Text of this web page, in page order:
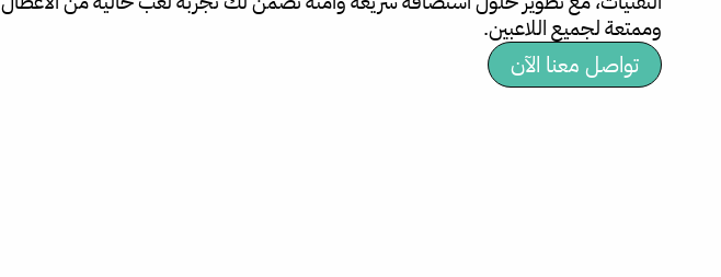
وممتعة لجميع اللاعبين.
تواصل معنا الآن